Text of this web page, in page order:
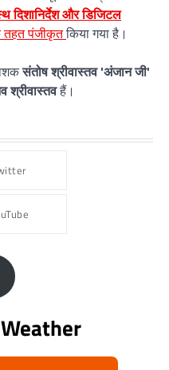
दिशानिर्देश और डिजिटल
पंजीकृतकिया गया है।
संतोष श्रीवास्तव 'अंजान जी'
श्रीवास्तवहैं।